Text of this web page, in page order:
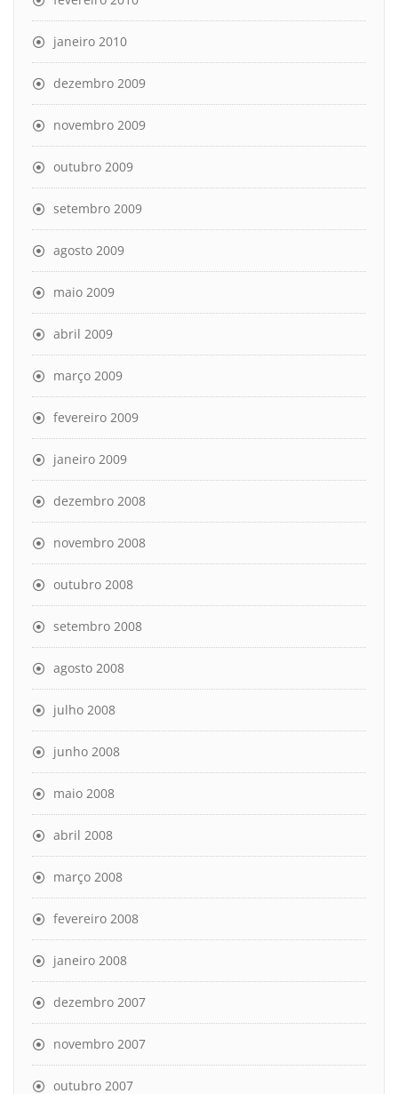
janeiro 2010
dezembro 2009
novembro 2009
outubro 2009
setembro 2009
agosto 2009
maio 2009
abril 2009
março 2009
fevereiro 2009
janeiro 2009
dezembro 2008
novembro 2008
outubro 2008
setembro 2008
agosto 2008
julho 2008
junho 2008
maio 2008
abril 2008
março 2008
fevereiro 2008
janeiro 2008
dezembro 2007
novembro 2007
outubro 2007